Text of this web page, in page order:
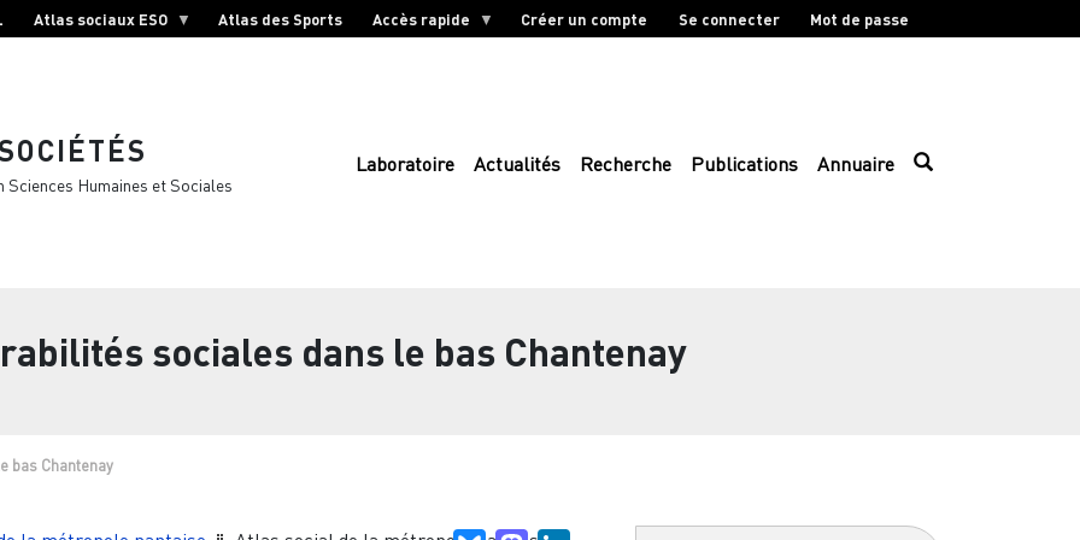
Atlas sociaux ESO Atlas des Sports Accès rapide Créer un compte Se connecter Mot de passe
Humaines et Sociales
Laboratoire Actualités Recherche Publications Annuaire
sociales dans le bas Chantenay
bas Chantenay